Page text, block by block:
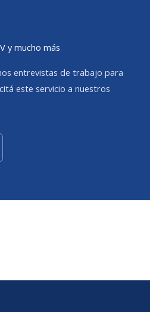
y mucho más
entrevistas de trabajo para
este servicio a nuestros